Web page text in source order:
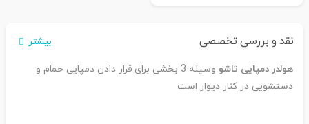
نقد و بررسی تخصصی بیشتر
هولدر دمپایی تاشو
وسیله 3 بخشی برای قرار دادن دمپایی حمام و
دستشویی در کنار دیوار است